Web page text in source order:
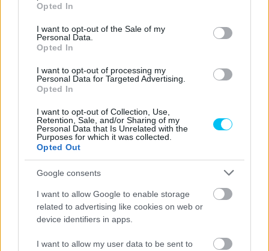
use your data for below specified purposes in below Google
consent section.
Opted In
I want to opt-out of the Sale of my
Personal Data.
Opted In
I want to opt-out of processing my
Personal Data for Targeted Advertising.
Opted In
I want to opt-out of Collection, Use,
Retention, Sale, and/or Sharing of my
Personal Data that Is Unrelated with the
Purposes for which it was collected.
Opted Out
Google consents
I want to allow Google to enable storage
related to advertising like cookies on web or
device identifiers in apps.
I want to allow my user data to be sent to
franciaországi, hanem a cremonai fordulót is ki kellett
hagynia.